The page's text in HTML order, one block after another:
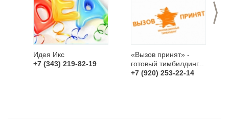
>
Идея Икс
+7 (343) 219-82-19
«Вызов принят» -
готовый тимбилдинг...
+7 (920) 253-22-14